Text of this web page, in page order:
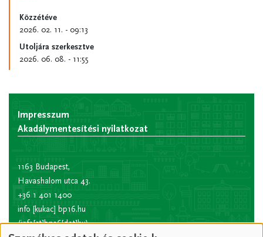
Közzétéve
2026. 02. 11. - 09:13
Utoljára szerkesztve
2026. 06. 08. - 11:55
Impresszum
Akadálymentesítési nyilatkozat
1163 Budapest,
Havashalom utca 43.
+36 1 401 1400
info [kukac] bp16.hu
(info[at]bp16[dot]hu)